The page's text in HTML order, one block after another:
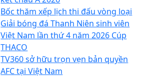
Bốc thăm xếp lịch thi đấu vòng loại
Giải bóng đá Thanh Niên sinh viên
Việt Nam lần thứ 4 năm 2026 Cúp
THACO
TV360 sở hữu trọn vẹn bản quyền
AFC tại Việt Nam